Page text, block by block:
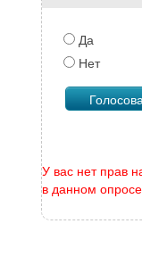
Да
Нет
У вас нет прав
в данном